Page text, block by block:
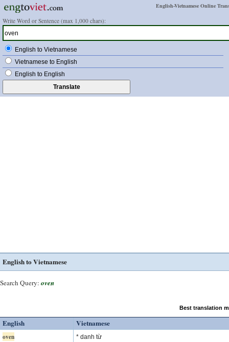
English-Vietnamese Online
Write Word or Sentence (max 1,000 chars):
English to Vietnamese
Vietnamese to English
English to English
English to Vietnamese
Search Query: oven
Best translation
English Vietnamese
oven
* danh từ